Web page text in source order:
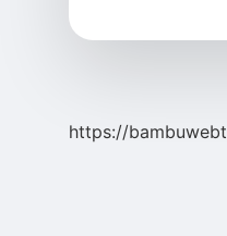
https://